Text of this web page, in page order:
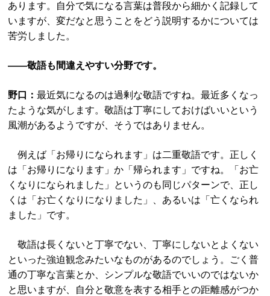
あります。自分で気になる言葉は普段から細かく記録して
いますが、変だなと思うことをどう説明するかについては
苦労しました。
――敬語も間違えやすい分野です。
野口：最近気になるのは過剰な敬語ですね。最近多くなっ
たような気がします。敬語は丁寧にしておけばいいという
風潮があるようですが、そうではありません。
例えば「お帰りになられます」は二重敬語です。正しく
は「お帰りになります」か「帰られます」ですね。「お亡
くなりになられました」というのも同じパターンで、正し
くは「お亡くなりになりました」、あるいは「亡くなられ
ました」です。
敬語は長くないと丁寧でない、丁寧にしないとよくない
といった強迫観念みたいなものがあるのでしょう。ごく普
通の丁寧な言葉とか、シンプルな敬語でいいのではないか
と思いますが、自分と敬意を表する相手との距離感がつか